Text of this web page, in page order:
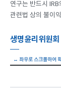
연구는 반드시
관련법 상의 불이
생명윤리위원회